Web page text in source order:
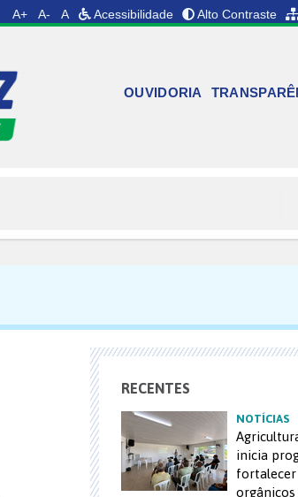
A+ A- A Acessibilidade Alto Contraste
OUVIDORIA
RECENTES
NOTÍCIAS
inicia
fortalecer
orgânicos